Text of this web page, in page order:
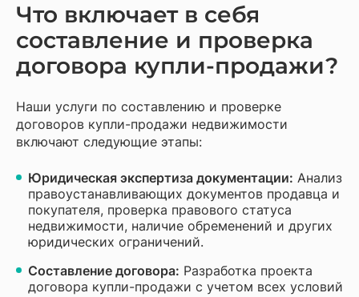
Что включает в себя
составление и проверка
договора купли-продажи?
Наши услуги по составлению и проверке
договоров купли-продажи недвижимости
включают следующие этапы:
Юридическая экспертиза документации: Анализ
правоустанавливающих документов продавца и
покупателя, проверка правового статуса
недвижимости, наличие обременений и других
юридических ограничений.
Составление договора: Разработка проекта
договора купли-продажи с учетом всех условий